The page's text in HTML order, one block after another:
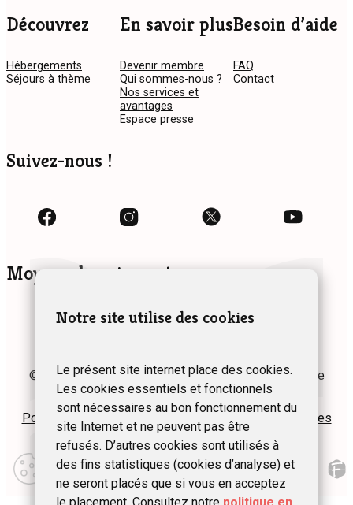
Découvrez
Hébergements
Séjours à thème
En savoir plus
Devenir membre
Qui sommes-nous ?
Nos services et
avantages
Espace presse
Besoin d’aide
FAQ
Contact
Suivez-nous !
Moyens de paiement
Modifier
mes
préférences
d\’utilisation
© 2024 Fédération des Gîtes et Chambres d’hôtes de
Wallonie asbl
Politique de confidentialité
Plan du site Mentions légales
Notre site utilise des cookies
Le présent site internet place des cookies.
Les cookies essentiels et fonctionnels
sont nécessaires au bon fonctionnement du
site Internet et ne peuvent pas être
refusés. D’autres cookies sont utilisés à
des fins statistiques (cookies d’analyse) et
ne seront placés que si vous en acceptez